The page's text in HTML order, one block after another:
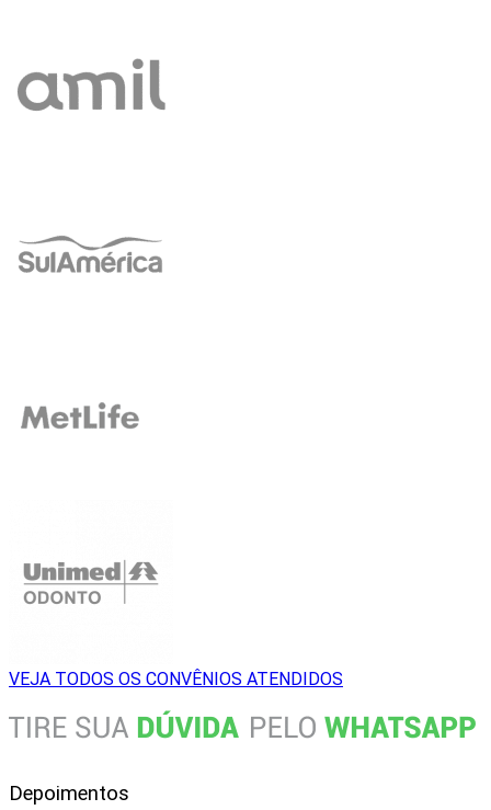
VEJA TODOS OS CONVÊNIOS ATENDIDOS
Depoimentos